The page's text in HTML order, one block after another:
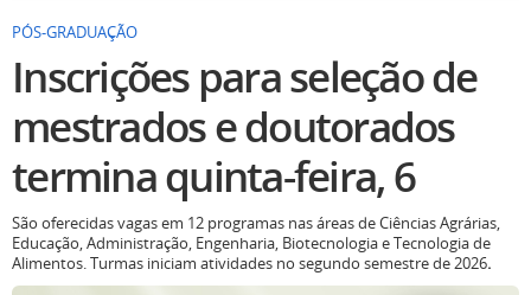
PÓS-GRADUAÇÃO
Inscrições para seleção de
mestrados e doutorados
termina quinta-feira, 6
São oferecidas vagas em 12 programas nas áreas de Ciências Agrárias,
Educação, Administração, Engenharia, Biotecnologia e Tecnologia de
Alimentos. Turmas iniciam atividades no segundo semestre de 2026.